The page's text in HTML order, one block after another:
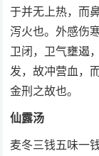
于并无上热，而
泻火也。外感伤
卫闭，卫气壅遏
发，故冲营血，
金刑之故也。
仙露汤
麦冬三钱五味一